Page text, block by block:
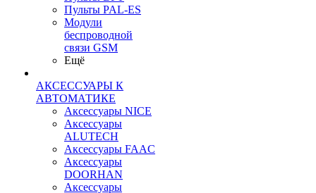
Пульты PAL-ES
Модули
беспроводной
связи GSM
Ещё
АКСЕССУАРЫ К
АВТОМАТИКЕ
Аксессуары NICE
Аксессуары
ALUTECH
Аксессуары FAAC
Аксессуары
DOORHAN
Аксессуары